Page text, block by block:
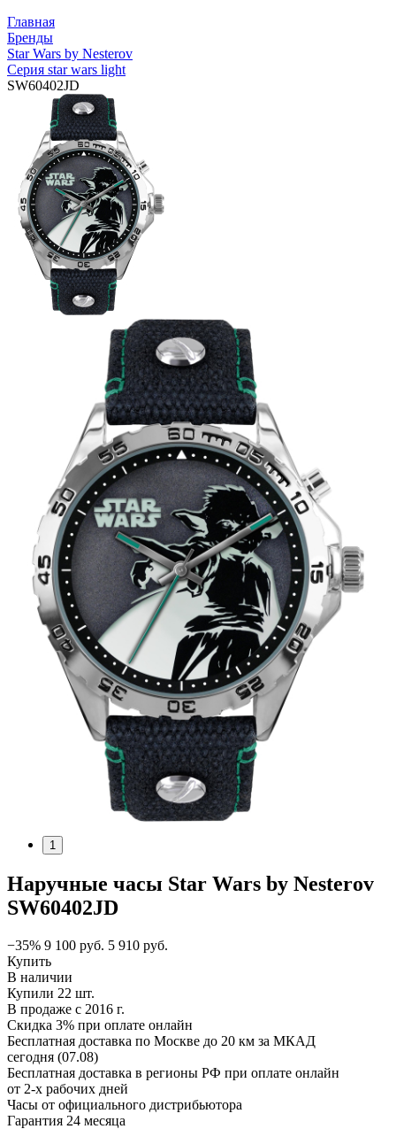
Главная
Бренды
Star Wars by Nesterov
Серия star wars light
SW60402JD
1
Наручные часы Star Wars by Nesterov
SW60402JD
−35% 9 100 руб. 5 910 руб.
Купить
В наличии
Купили 22 шт.
В продаже с 2016 г.
Скидка 3% при оплате онлайн
Бесплатная доставка по Москве до 20 км за МКАД
сегодня (07.08)
Бесплатная доставка в регионы РФ при оплате онлайн
от 2-х рабочих дней
Часы от официального дистрибьютора
Гарантия 24 месяца